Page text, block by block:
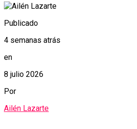
Publicado
4 semanas atrás
en
8 julio 2026
Por
Ailén Lazarte